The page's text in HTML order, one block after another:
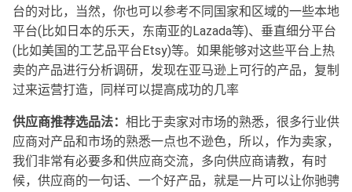
台的对比，当然，你也可以参考不同国家和区域的一些本地
平台(比如日本的乐天，东南亚的Lazada等)、垂直细分平台
(比如美国的工艺品平台Etsy)等。如果能够对这些平台上热
卖的产品进行分析调研，发现在亚马逊上可行的产品，复制
过来运营打造，同样可以提高成功的几率
供应商推荐选品法： 相比于卖家对市场的熟悉，很多行业供
应商对产品和市场的熟悉一点也不逊色，所以，作为卖家，
我们非常有必要多和供应商交流，多向供应商请教，有时
候，供应商的一句话、一个好产品，就是一片可以让你驰骋